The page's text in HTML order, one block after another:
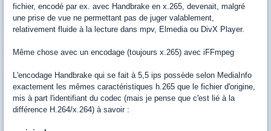
fichier, encodé par ex. avec Handbrake en x.265, devenait, malgré
une prise de vue ne permettant pas de juger valablement,
relativement fluide à la lecture dans mpv, Elmedia ou DivX Player.
Même chose avec un encodage (toujours x.265) avec iFFmpeg
L'encodage Handbrake qui se fait à 5,5 ips possède selon MediaInfo
exactement les mêmes caractéristiques h.265 que le fichier d'origine,
mis à part l'identifiant du codec (mais je pense que c'est lié à la
différence H.264/x.264) à savoir :